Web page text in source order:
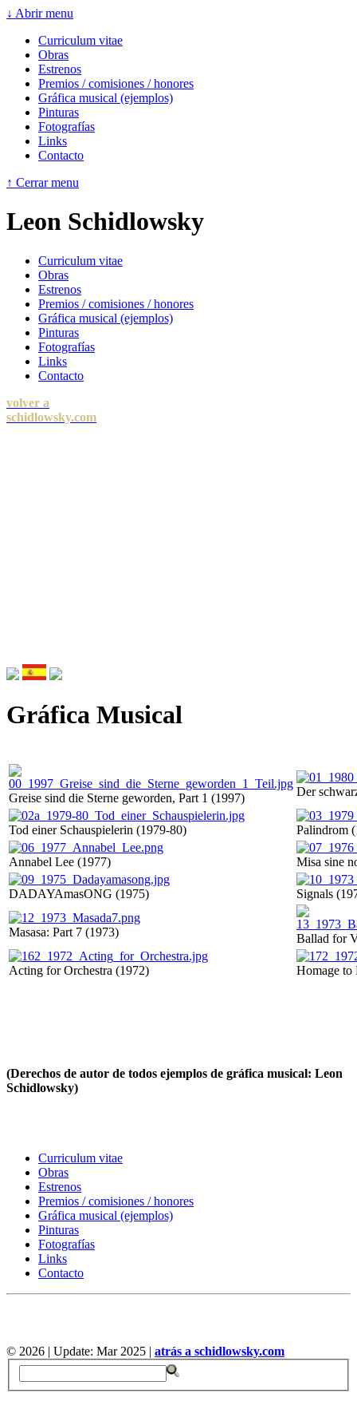
↓ Abrir menu
Curriculum vitae
Obras
Estrenos
Premios / comisiones / honores
Gráfica musical (ejemplos)
Pinturas
Fotografías
Links
Contacto
↑ Cerrar menu
Leon Schidlowsky
Curriculum vitae
Obras
Estrenos
Premios / comisiones / honores
Gráfica musical (ejemplos)
Pinturas
Fotografías
Links
Contacto
volver a
schidlowsky.com
Gráfica Musical
Greise sind die Sterne geworden, Part 1 (1997) Der
Tod einer Schauspielerin (1979-80) Palindrom
Annabel Lee (1977) Misa sine
DADAYAmasONG (1975) Signals
Masasa: Part 7 (1973) Ballad for
Acting for Orchestra (1972) Homage to
(Derechos de autor de todos ejemplos de gráfica musical: Leon
Schidlowsky)
Curriculum vitae
Obras
Estrenos
Premios / comisiones / honores
Gráfica musical (ejemplos)
Pinturas
Fotografías
Links
Contacto
© 2026 | Update: Mar 2025 | atrás a schidlowsky.com